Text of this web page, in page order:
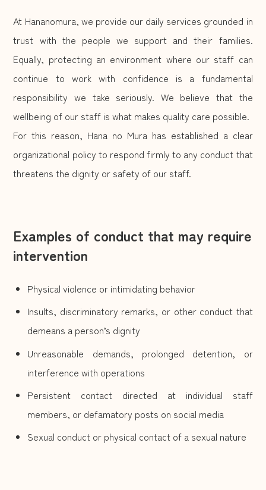
At Hananomura, we provide our daily services grounded in
trust with the people we support and their families.
Equally, protecting an environment where our staff can
continue to work with confidence is a fundamental
responsibility we take seriously. We believe that the
wellbeing of our staff is what makes quality care possible.
For this reason, Hana no Mura has established a clear
organizational policy to respond firmly to any conduct that
threatens the dignity or safety of our staff.
Examples of conduct that may require
intervention
Physical violence or intimidating behavior
Insults, discriminatory remarks, or other conduct that
demeans a person’s dignity
Unreasonable demands, prolonged detention, or
interference with operations
Persistent contact directed at individual staff
members, or defamatory posts on social media
Sexual conduct or physical contact of a sexual nature